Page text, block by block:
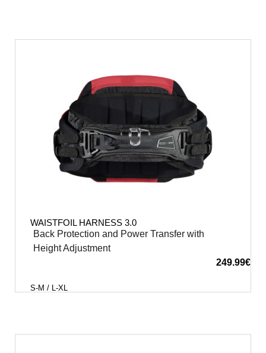
WAISTFOIL HARNESS 3.0
Back Protection and Power Transfer with
Height Adjustment
249.99€
S-M / L-XL